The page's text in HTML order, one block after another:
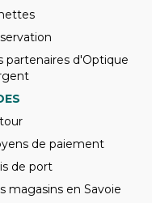
partenaires d'Optique
de paiement
de port
magasins en Savoie